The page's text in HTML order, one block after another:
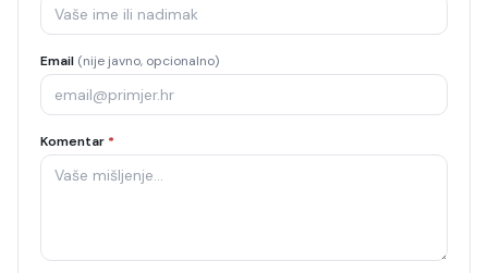
Email (nije javno, opcionalno)
Komentar *